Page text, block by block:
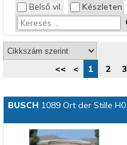
Belső vil.
Készleten
<< < 1 2 3
BUSCH 1089 Ort der Stille H0